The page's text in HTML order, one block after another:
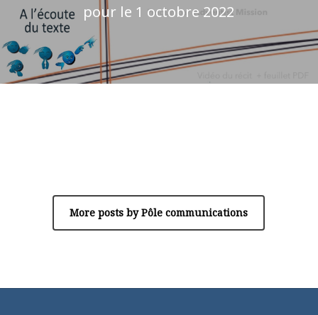
pour le 1 octobre 2022
More posts by Pôle communications